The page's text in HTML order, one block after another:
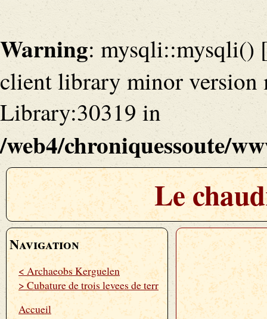
Warning: mysqli::mysqli()
client library minor version
Library:30319 in
/web4/chroniquessoute/
Le
Navigation
< Archaeobs Kerguelen
> Cubature de trois levees de terr
Accueil